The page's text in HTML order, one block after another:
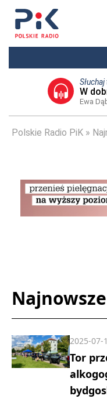
W
Ewa
Polskie Radio PiK
Tor
2025-07-